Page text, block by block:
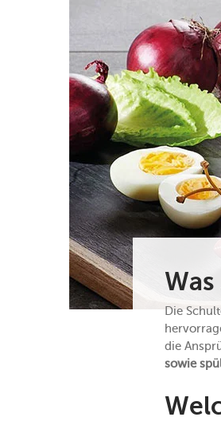
Die
die
sowie